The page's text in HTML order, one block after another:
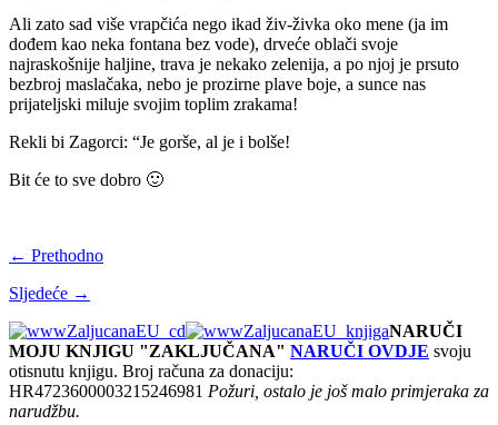
Ali zato sad više vrapčića nego ikad živ-živka oko mene (ja im
dođem kao neka fontana bez vode), drveće oblači svoje
najraskošnije haljine, trava je nekako zelenija, a po njoj je prsuto
bezbroj maslačaka, nebo je prozirne plave boje, a sunce nas
prijateljski miluje svojim toplim zrakama!
Rekli bi Zagorci: “Je gorše, al je i bolše!
Bit će to sve dobro 🙂
← Prethodno
Sljedeće →
NARUČI
MOJU KNJIGU "ZAKLJUČANA" NARUČI OVDJE svoju
otisnutu knjigu. Broj računa za donaciju:
HR4723600003215246981 Požuri, ostalo je još malo primjeraka za
narudžbu.